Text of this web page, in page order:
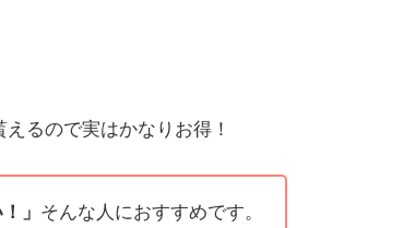
るので実はかなりお得！
」 そんな人におすすめです。